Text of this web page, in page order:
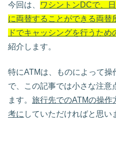
今回は、
ワシントンDCで、
に両替することができる両替
ドでキャッシングを行うため
紹介します。
特にATMは、ものによって
で、この記事では小さな注意
ます。 旅行先でのATMの操作
考に していただければと思い